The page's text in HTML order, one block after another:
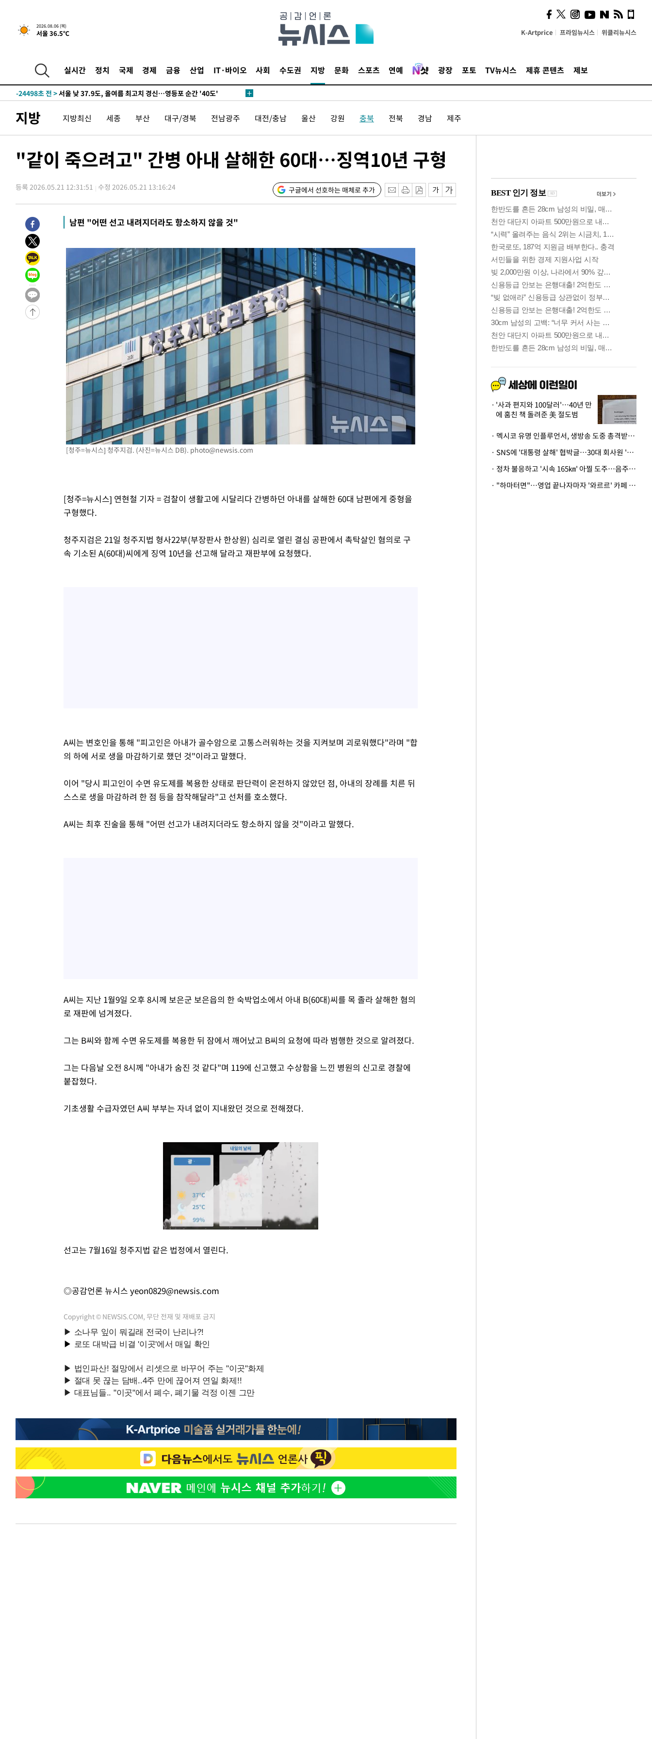
2026.08.06 (목)
서울 36.5℃ K-Artprice 프라임뉴시스 위클리뉴시스
실시간 정치 국제 경제 금융 산업 IT·바이오 사회 수도권 지방 문화 스포츠 연예 광장 포토 TV뉴시스 제휴 콘텐츠 제보
-25814초 전 >[속보]합참 "북, 동해상으로 미상 발사체 발사"
-25210초 전 >'낮 최고 39도' 불볕더위…한밤 열대야도 계속[내일날씨]
-24831초 전 >
"韓 외환시장 개입 관측 배경엔 美의 대한국 무역적자 있어"
-24658초 전 >
-24498초 전 >서울 낮 37.9도, 올여름 최고치 경신…영등포 순간 '40도'
-20155초 전 >
[속보]코스닥, 800p 회복…0.26% 오른 801.67 마감
-20085초 전 >[속보]코스피, 301.88포인트(4.58%) 내린 6296.38 마감
-17549초 전 >
"여기 떨어졌다"…다누리, 스페이스X 로켓 달 충돌 흔적 포착
-7195초 전 >내일까지 39도 '펄펄'…기상청 "태풍 지나며 폭염 잠시 꺾인다"
-6832초 전 >트럼프, 한국계 진보 주지사 후보 맹공…"공산주의가 최대 위협"
-6810초 전 >
"美간섭에 합의 지연"…트럼프, '이란 호르무즈 통제권' 수용할까
-3330초 전 >
[속보]산업장관 "李정부, 원전 반대 안해…안정 전력 위해 불가피"
-2027초 전 >
-28250초 전 >
[속보]합참 "北 발사체는 단거리탄도미사일…감시·경계태세 강
-27998초 전 >
日방위성, 北이 동해로 쏜 발사체는 탄도미사일 가능성
-26428초 전 >
[속보] SKT, 에이닷 서비스 장애 발생…"원인 파악 중"
-25834초 전 >
[속보]합참 "북, 동해상으로 미상 발사체 발사"
-25230초 전 >
'낮 최고 39도' 불볕더위…한밤 열대야도 계속[내일날씨]
[속보]7~9일 프로야구 3연전도 폭염 취소…11일 재개
"韓 외환시장 개입 관측 배경엔 美의 대한국 무역적자 있어"
'월드컵 탈락 후폭풍' 축구협회…초유의 압수수색에 '충격·당황'
서울 낮 37.9도, 올여름 최고치 경신…영등포 순간 '40도'
[속보]종합특검, 대검 추가 압수수색…내란 중요임무종사 혐의
[속보]코스닥, 800p 회복…0.26% 오른 801.67 마감
[속보]코스피, 301.88포인트(4.58%) 내린 6296.38 마감
[속보]원·달러 환율, 0.7원 내린 1423.8원 마감
"여기 떨어졌다"…다누리, 스페이스X 로켓 달 충돌 흔적 포착
손흥민, 5경기 연속골 실패…LAFC는 승부차기 끝 과달라하라 격파
[속보]산업장관 "李정부, 원전 반대 안해…안정 전력 위해 불가피"
[속보]경찰, '홍명보 선임 논란' 대한축구협회·축구회관 등 압수수색
지방 지방최신 세종 부산 대구/경북 전남광주 대전/충남 울산 강원 충북 전북 경남 제주
"같이 죽으려고" 간병 아내 살해한 60대…징역10년 구형
등록 2026.05.21 12:31:51 수정 2026.05.21 13:16:24 구글에서 선호하는 매체로 추가
남편 "어떤 선고 내려지더라도 항소하지 않을 것"
[청주=뉴시스] 청주지검. (사진=뉴시스 DB). photo@newsis.com
[청주=뉴시스] 연현철 기자 = 검찰이 생활고에 시달리다 간병하던 아내를 살해한 60대 남편에게 중형을
구형했다.
청주지검은 21일 청주지법 형사22부(부장판사 한상원) 심리로 열린 결심 공판에서 촉탁살인 혐의로 구
속 기소된 A(60대)씨에게 징역 10년을 선고해 달라고 재판부에 요청했다.
A씨는 변호인을 통해 "피고인은 아내가 골수암으로 고통스러워하는 것을 지켜보며 괴로워했다"라며 "합
의 하에 서로 생을 마감하기로 했던 것"이라고 말했다.
이어 "당시 피고인이 수면 유도제를 복용한 상태로 판단력이 온전하지 않았던 점, 아내의 장례를 치른 뒤
스스로 생을 마감하려 한 점 등을 참작해달라"고 선처를 호소했다.
A씨는 최후 진술을 통해 "어떤 선고가 내려지더라도 항소하지 않을 것"이라고 말했다.
A씨는 지난 1월9일 오후 8시께 보은군 보은읍의 한 숙박업소에서 아내 B(60대)씨를 목 졸라 살해한 혐의
로 재판에 넘겨졌다.
그는 B씨와 함께 수면 유도제를 복용한 뒤 잠에서 깨어났고 B씨의 요청에 따라 범행한 것으로 알려졌다.
그는 다음날 오전 8시께 "아내가 숨진 것 같다"며 119에 신고했고 수상함을 느낀 병원의 신고로 경찰에
붙잡혔다.
기초생활 수급자였던 A씨 부부는 자녀 없이 지내왔던 것으로 전해졌다.
선고는 7월16일 청주지법 같은 법정에서 열린다.
◎공감언론 뉴시스 yeon0829@newsis.com
Copyright © NEWSIS.COM, 무단 전재 및 재배포 금지
의견, 국토부·LH에 충실히
전달할 것"
'사과 편지와 100달러'…40년 만
에 훔친 책 돌려준 美 절도범
· 멕시코 유명 인플루언서, 생방송 도중 총격받아 사망
· SNS에 '대통령 살해' 협박글…30대 회사원 '불구속 송치'
· 정차 불응하고 '시속 165㎞' 아찔 도주…음주운전자 체포
· "하마터면"…영업 끝나자마자 '와르르' 카페 테라스 덮친 대리석 외벽